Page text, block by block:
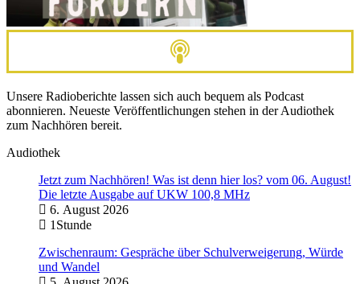
Unsere Radioberichte lassen sich auch bequem als Podcast
abonnieren. Neueste Veröffentlichungen stehen in der Audiothek
zum Nachhören bereit.
Audiothek
Jetzt zum Nachhören! Was ist denn hier los? vom 06. August!
Die letzte Ausgabe auf UKW 100,8 MHz
6. August 2026
1Stunde
Zwischenraum: Gespräche über Schulverweigerung, Würde
und Wandel